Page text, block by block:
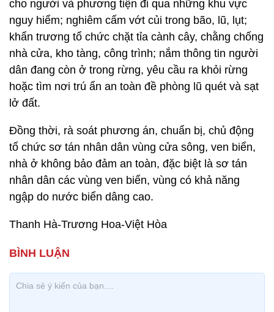
cho người và phương tiện đi qua những khu vực
nguy hiểm; nghiêm cấm vớt củi trong bão, lũ, lụt;
khẩn trương tổ chức chặt tỉa cành cây, chằng chống
nhà cửa, kho tàng, công trình; nắm thông tin người
dân đang còn ở trong rừng, yêu cầu ra khỏi rừng
hoặc tìm nơi trú ẩn an toàn đề phòng lũ quét và sạt
lở đất.
Đồng thời, rà soát phương án, chuẩn bị, chủ động
tổ chức sơ tán nhân dân vùng cửa sông, ven biển,
nhà ở không bảo đảm an toàn, đặc biệt là sơ tán
nhân dân các vùng ven biển, vùng có khả năng
ngập do nước biển dâng cao.
Thanh Hà-Trương Hoa-Việt Hòa